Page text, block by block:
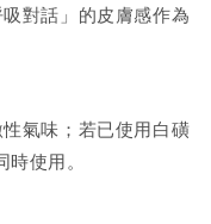
對話」的皮膚感作為
氣味；若已使用白磺
使用。